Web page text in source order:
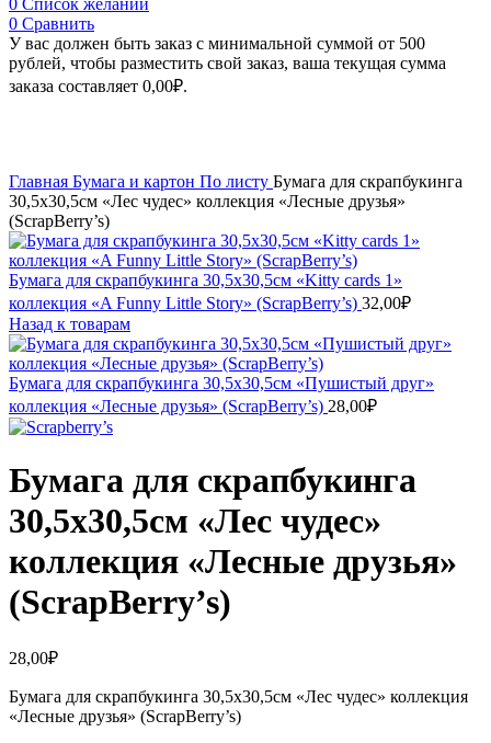
0 Сравнить
У вас должен быть заказ с минимальной суммой от 500
рублей, чтобы разместить свой заказ, ваша текущая сумма
заказа составляет 0,00₽.
Главная Бумага и картон По листу Бумага для скрапбукинга
30,5х30,5см «Лес чудес» коллекция «Лесные друзья»
(ScrapBerry’s)
Бумага для скрапбукинга 30,5х30,5см «Kitty cards 1»
коллекция «A Funny Little Story» (ScrapBerry’s) 32,00₽
Назад к товарам
Бумага для скрапбукинга 30,5х30,5см «Пушистый друг»
коллекция «Лесные друзья» (ScrapBerry’s) 28,00₽
Бумага для скрапбукинга
30,5х30,5см «Лес чудес»
коллекция «Лесные друзья»
(ScrapBerry’s)
28,00₽
Бумага для скрапбукинга 30,5х30,5см «Лес чудес» коллекция
«Лесные друзья» (ScrapBerry’s)